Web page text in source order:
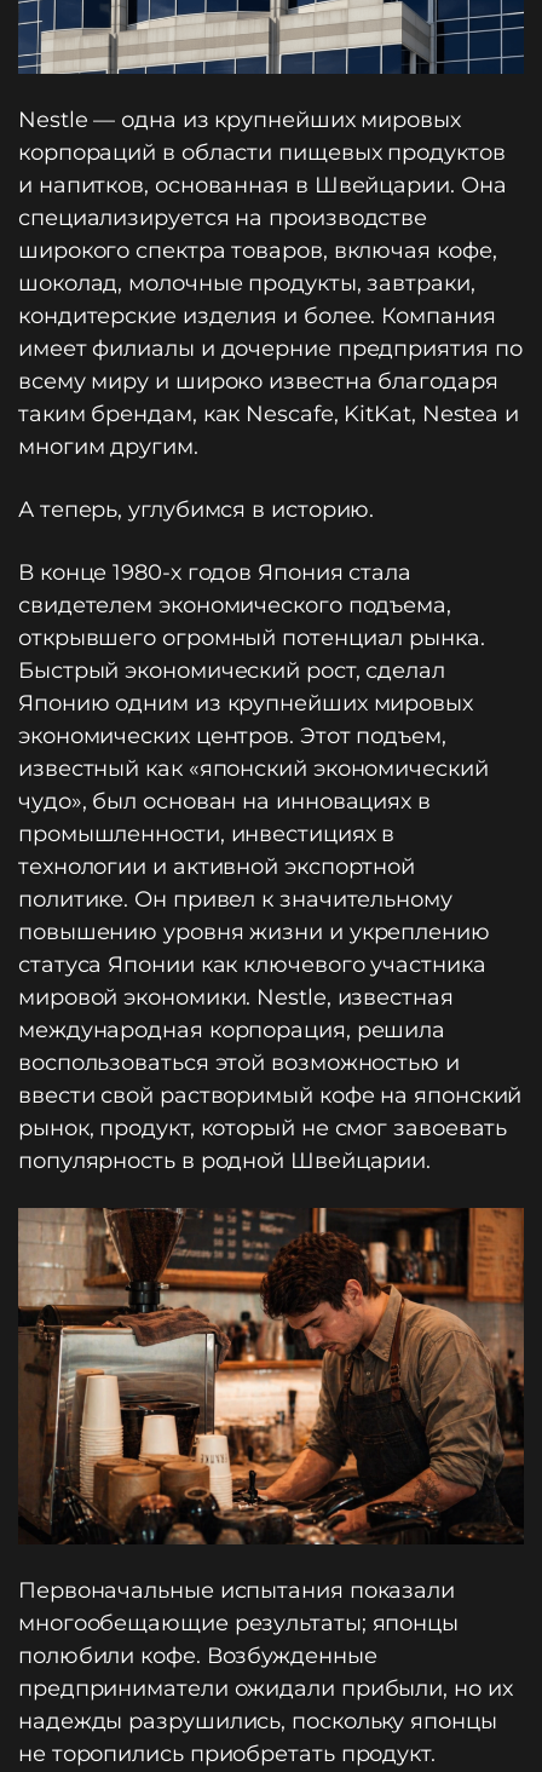
Nestle — одна из крупнейших мировых
корпораций в области пищевых продуктов
и напитков, основанная в Швейцарии. Она
специализируется на производстве
широкого спектра товаров, включая кофе,
шоколад, молочные продукты, завтраки,
кондитерские изделия и более. Компания
имеет филиалы и дочерние предприятия по
всему миру и широко известна благодаря
таким брендам, как Nescafe, KitKat, Nestea и
многим другим.
А теперь, углубимся в историю.
В конце 1980-х годов Япония стала
свидетелем экономического подъема,
открывшего огромный потенциал рынка.
Быстрый экономический рост, сделал
Японию одним из крупнейших мировых
экономических центров. Этот подъем,
известный как «японский экономический
чудо», был основан на инновациях в
промышленности, инвестициях в
технологии и активной экспортной
политике. Он привел к значительному
повышению уровня жизни и укреплению
статуса Японии как ключевого участника
мировой экономики. Nestle, известная
международная корпорация, решила
воспользоваться этой возможностью и
ввести свой растворимый кофе на японский
рынок, продукт, который не смог завоевать
популярность в родной Швейцарии.
Первоначальные испытания показали
многообещающие результаты; японцы
полюбили кофе. Возбужденные
предприниматели ожидали прибыли, но их
надежды разрушились, поскольку японцы
не торопились приобретать продукт.